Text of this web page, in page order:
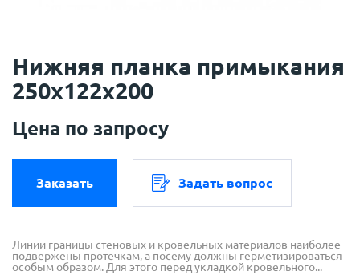
Нижняя планка примыкания
250х122х200
Цена по запросу
Заказать Задать вопрос
Линии границы стеновых и кровельных материалов наиболее
подвержены протечкам, а посему должны герметизироваться
особым образом. Для этого перед укладкой кровельного...